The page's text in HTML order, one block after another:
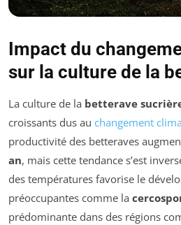
Impact du
sur la culture de la
La culture de la betterave
croissants dus au changement
productivité des betteraves
an, mais cette tendance s’est
des températures favorise le
préoccupantes comme la
prédominante dans des régions